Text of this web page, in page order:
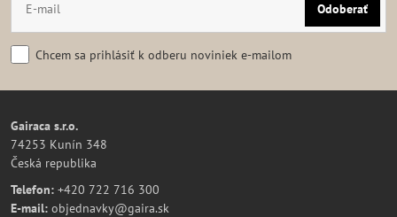
Odoberať
Chcem sa prihlásiť k odberu noviniek e-mailom
Gairaca s.r.o.
74253 Kunín 348
Česká republika
Telefon: +420 722 716 300
E-mail: objednavky@gaira.sk